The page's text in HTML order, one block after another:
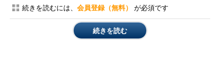
続きを読むには、 会員登録（無料） が必須です
続きを読む